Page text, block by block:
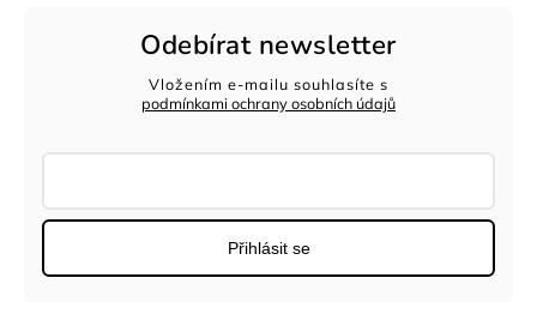
Odebírat newsletter
Vložením e-mailu souhlasíte s
podmínkami ochrany osobních údajů
Přihlásit se